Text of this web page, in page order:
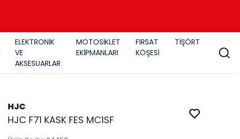
ELEKTRONİK
VE
AKSESUARLAR
MOTOSİKLET
EKİPMANLARI
FIRSAT
KÖŞESİ
TİŞÖRT
HJC
HJC F71 KASK FES MC1SF